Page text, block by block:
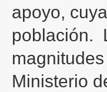
apoyo,
población.
Ministerio